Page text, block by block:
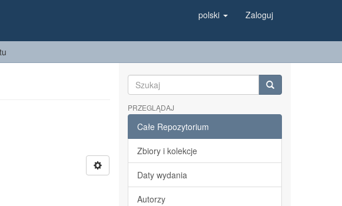
polski Zaloguj
PRZEGLĄDAJ
Całe Repozytorium
Zbiory i kolekcje
Daty wydania
Autorzy